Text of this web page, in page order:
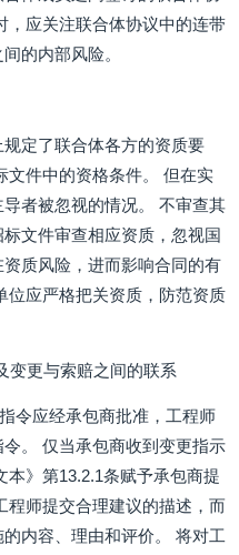
，应关注联合体协议中的连带
的内部风险。
规定了联合体各方的资质要
文件中的资格条件。 但在实
者被忽视的情况。 不审查其
文件审查相应资质，忽视国
质风险，进而影响合同的有
位应严格把关资质，防范资质
变更与索赔之间的联系
令应经承包商批准，工程师
。 仅当承包商收到变更指示
》第13.2.1条赋予承包商提
程师提交合理建议的描述，而
内容、理由和评价。 将对工